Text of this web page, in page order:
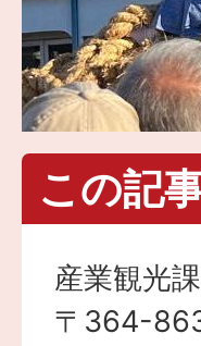
この記
産業観光
〒364-